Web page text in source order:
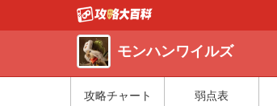
モンハンワイルズ
攻略チャート 弱点表